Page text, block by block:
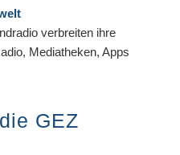
verbreiten ihre
Mediatheken, Apps
GEZ